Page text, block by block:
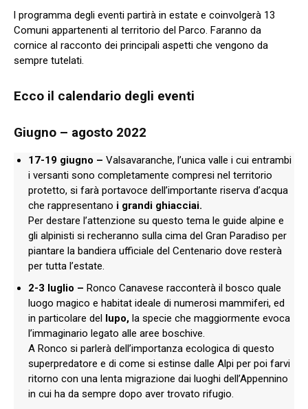
l programma degli eventi partirà in estate e coinvolgerà 13
Comuni appartenenti al territorio del Parco. Faranno da
cornice al racconto dei principali aspetti che vengono da
sempre tutelati.
Ecco il calendario degli eventi
Giugno – agosto 2022
17-19 giugno – Valsavaranche, l’unica valle i cui entrambi
i versanti sono completamente compresi nel territorio
protetto, si farà portavoce dell’importante riserva d’acqua
che rappresentano i grandi ghiacciai.
Per destare l’attenzione su questo tema le guide alpine e
gli alpinisti si recheranno sulla cima del Gran Paradiso per
piantare la bandiera ufficiale del Centenario dove resterà
per tutta l’estate.
2-3 luglio – Ronco Canavese racconterà il bosco quale
luogo magico e habitat ideale di numerosi mammiferi, ed
in particolare del
lupo, la specie che maggiormente evoca
l’immaginario legato alle aree boschive.
A Ronco si parlerà dell’importanza ecologica di questo
superpredatore e di come si estinse dalle Alpi per poi farvi
ritorno con una lenta migrazione dai luoghi dell’Appennino
in cui ha da sempre dopo aver trovato rifugio.